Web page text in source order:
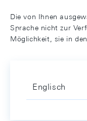
Die von Ihnen
Sprache nicht zur
Möglichkeit, sie in
Englisch